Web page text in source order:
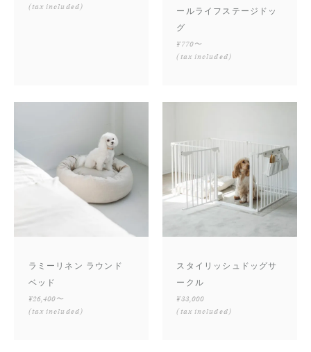
(tax included)
ールライフステージドッ
グ
¥770〜
(tax included)
ラミーリネン ラウンド
ベッド
¥26,400〜
(tax included)
スタイリッシュドッグサ
ークル
¥33,000
(tax included)